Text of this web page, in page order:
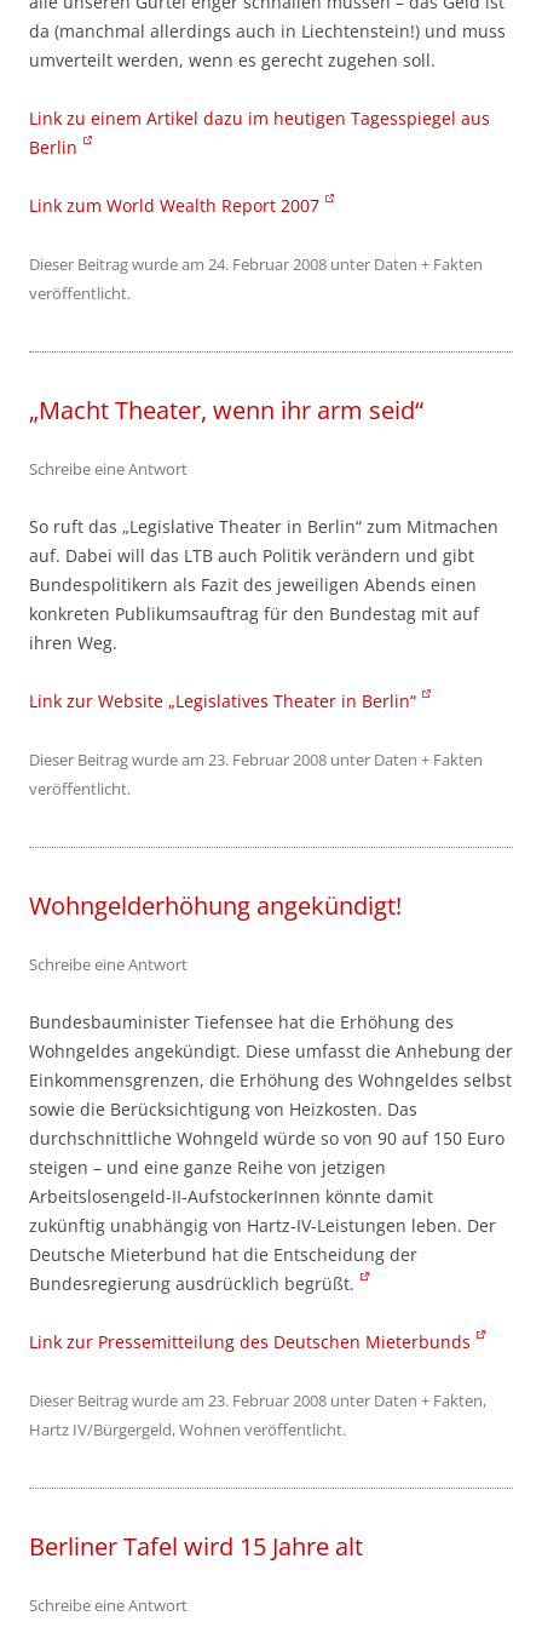
da (manchmal allerdings auch in Liechtenstein!) und muss
umverteilt werden, wenn es gerecht zugehen soll.
Link zu einem Artikel dazu im heutigen Tagesspiegel aus
Berlin
Link zum World Wealth Report 2007
Dieser Beitrag wurde am 24. Februar 2008 unter Daten + Fakten
veröffentlicht.
„Macht Theater, wenn ihr arm seid“
Schreibe eine Antwort
So ruft das „Legislative Theater in Berlin“ zum Mitmachen
auf. Dabei will das LTB auch Politik verändern und gibt
Bundespolitikern als Fazit des jeweiligen Abends einen
konkreten Publikumsauftrag für den Bundestag mit auf
ihren Weg.
Link zur Website „Legislatives Theater in Berlin“
Dieser Beitrag wurde am 23. Februar 2008 unter Daten + Fakten
veröffentlicht.
Wohngelderhöhung angekündigt!
Schreibe eine Antwort
Bundesbauminister Tiefensee hat die Erhöhung des
Wohngeldes angekündigt. Diese umfasst die Anhebung der
Einkommensgrenzen, die Erhöhung des Wohngeldes selbst
sowie die Berücksichtigung von Heizkosten. Das
durchschnittliche Wohngeld würde so von 90 auf 150 Euro
steigen – und eine ganze Reihe von jetzigen
Arbeitslosengeld-II-AufstockerInnen könnte damit
zukünftig unabhängig von Hartz-IV-Leistungen leben. Der
Deutsche Mieterbund hat die Entscheidung der
Bundesregierung ausdrücklich begrüßt.
Link zur Pressemitteilung des Deutschen Mieterbunds
Dieser Beitrag wurde am 23. Februar 2008 unter Daten + Fakten,
Hartz IV/Bürgergeld,Wohnen veröffentlicht.
Berliner Tafel wird 15 Jahre alt
Schreibe eine Antwort